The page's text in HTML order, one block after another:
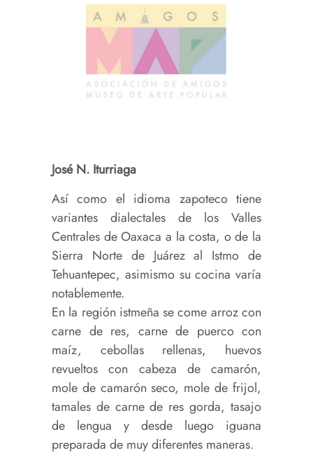
José N. Iturriaga
Así como el idioma zapoteco tiene
variantes dialectales de los Valles
Centrales de Oaxaca a la costa, o de la
Sierra Norte de Juárez al Istmo de
Tehuantepec, asimismo su cocina varía
notablemente.
En la región istmeña se come arroz con
carne de res, carne de puerco con
maíz, cebollas rellenas, huevos
revueltos con cabeza de camarón,
mole de camarón seco, mole de frijol,
tamales de carne de res gorda, tasajo
de lengua y desde luego iguana
preparada de muy diferentes maneras.